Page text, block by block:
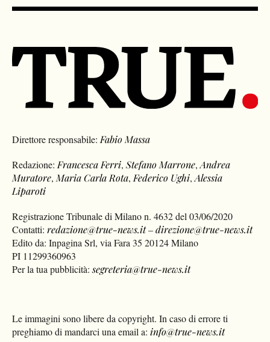
Direttore responsabile: Fabio Massa
Redazione: Francesca Ferri,Stefano Marrone,Andrea
Muratore, Maria Carla Rota, Federico Ughi,Alessia
Liparoti
Registrazione Tribunale di Milano n. 4632 del 03/06/2020
Contatti:redazione@true-news.it–direzione@true-news.it
Edito da: Inpagina Srl, via Fara 35 20124 Milano
PI 11299360963
Per la tua pubblicità:segreteria@true-news.it
Le immagini sono libere da copyright. In caso di errore ti
preghiamo di mandarci una email a: info@true-news.it